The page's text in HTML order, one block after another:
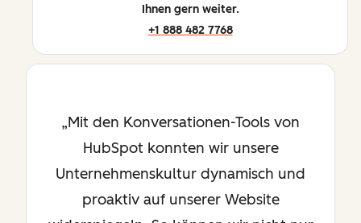
Ihnen gern weiter.
+1 888 482 7768
Mit den Konversationen-Tools von
HubSpot konnten wir unsere
Unternehmenskultur dynamisch und
proaktiv auf unserer Website